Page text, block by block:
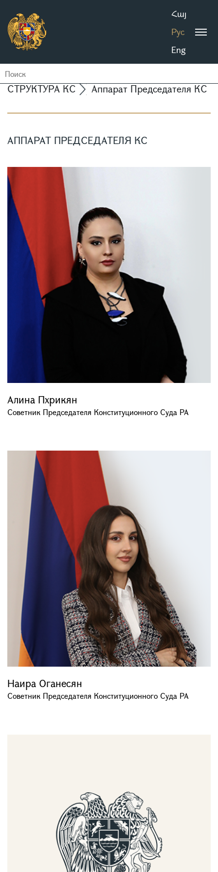
Հայ
Рус
Eng
СТРУКТУРА КС Аппарат Председателя КС
АППАРАТ ПРЕДСЕДАТЕЛЯ КС
Алина Пхрикян
Советник Председателя Конституционного Суда РА
Наира Оганесян
Советник Председателя Конституционного Суда РА